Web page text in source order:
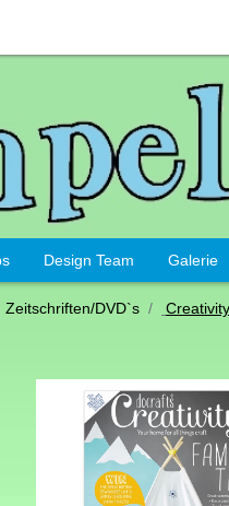
Design Team Galerie
Zeitschriften/DVD`s Creativity